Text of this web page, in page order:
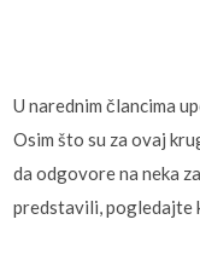
U narednim člancima
Osim što su za ovaj
da odgovore na neka
predstavili, pogledajte